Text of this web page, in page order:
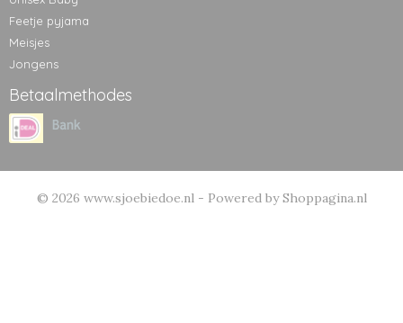
Feetje pyjama
Meisjes
Jongens
Betaalmethodes
© 2026 www.sjoebiedoe.nl - Powered by Shoppagina.nl